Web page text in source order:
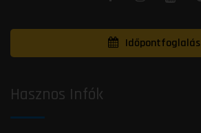
Időpontfoglalás
Hasznos Infók